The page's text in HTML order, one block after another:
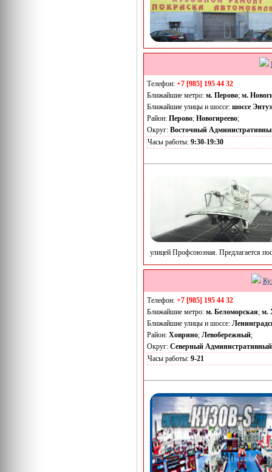
Телефон: +7 [985] 195 44 32
Ближайшие метро: м. Перово; м.
Ближайшие улицы и шоссе: шоссе
Район: Перово; Новогиреево;
Округ: Восточный
Часы работы: 9:30-19:30
улицей Профсоюзная. Предлагается
Телефон: +7 [985] 195 44 32
Ближайшие метро: м. Беломорская; м.
Ближайшие улицы и шоссе:
Район: Ховрино; Левобережный;
Округ: Северный
Часы работы: 9-21